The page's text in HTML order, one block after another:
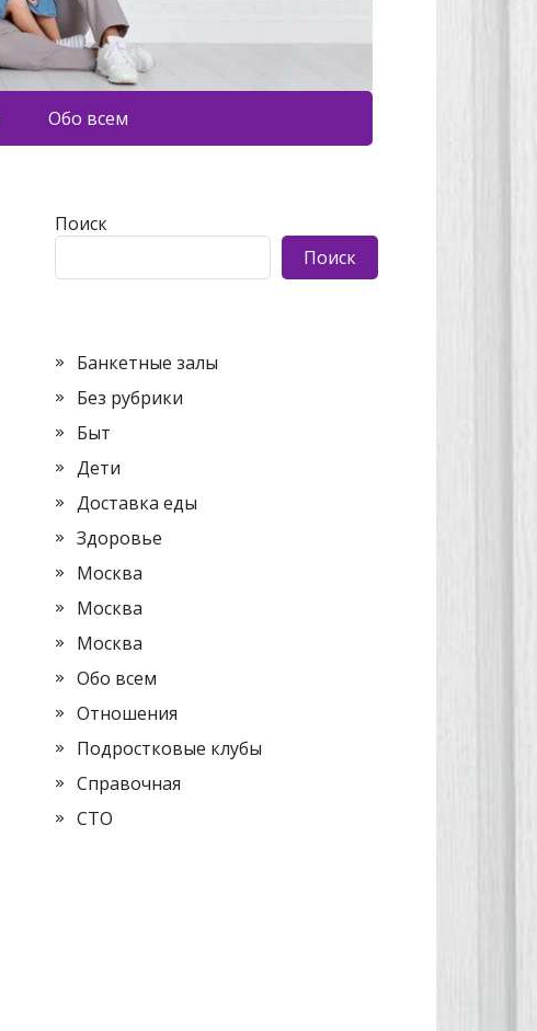
Обо всем
Поиск
Поиск
Банкетные залы
Без рубрики
Быт
Дети
Доставка еды
Здоровье
Москва
Москва
Москва
Обо всем
Отношения
Подростковые клубы
Справочная
СТО